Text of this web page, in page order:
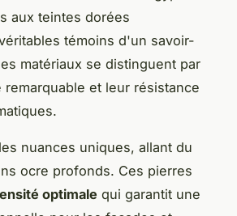
aux teintes dorées
témoins d'un savoir-
matériaux se distinguent par
et leur résistance
nuances uniques, allant du
ocre profonds. Ces pierres
optimale qui garantit une